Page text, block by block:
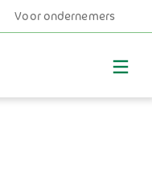
Voor ondernemers